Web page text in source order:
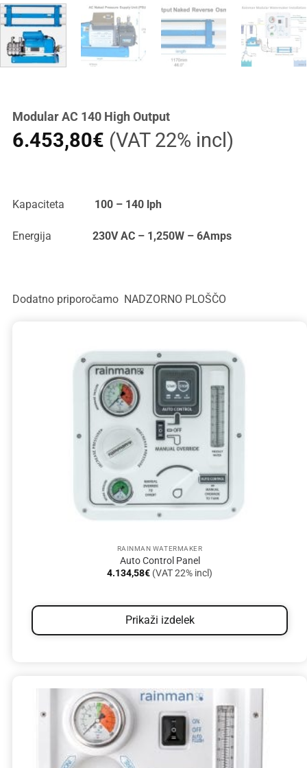
Modular AC 140 High Output
6.453,80€ (VAT 22% incl)
Kapaciteta 100 – 140 lph
Energija 230V AC – 1,250W – 6Amps
Dodatno priporočamo NADZORNO PLOŠČO
RAINMAN WATERMAKER
Auto Control Panel
4.134,58€ (VAT 22% incl)
Prikaži izdelek